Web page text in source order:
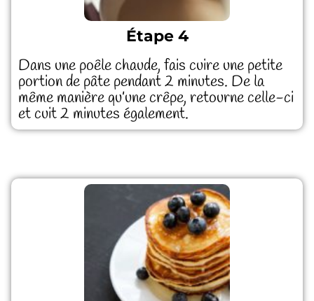
Étape 4
Dans une poêle chaude, fais cuire une petite
portion de pâte pendant 2 minutes. De la
même manière qu’une crêpe, retourne celle-ci
et cuit 2 minutes également.